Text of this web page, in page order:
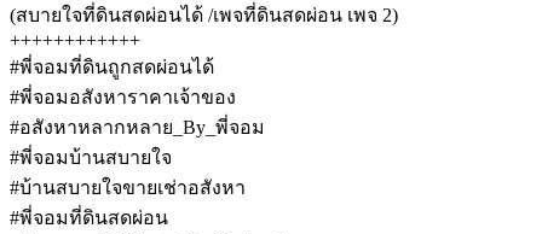
(สบายใจที่ดินสดผ่อนได้ /เพจที่ดินสดผ่อน เพจ 2)
++++++++++++
#พี่จอมที่ดินถูกสดผ่อนได้
#พี่จอมอสังหาราคาเจ้าของ
#อสังหาหลากหลาย_By_พี่จอม
#พี่จอมบ้านสบายใจ
#บ้านสบายใจขายเช่าอสังหา
#พี่จอมที่ดินสดผ่อน